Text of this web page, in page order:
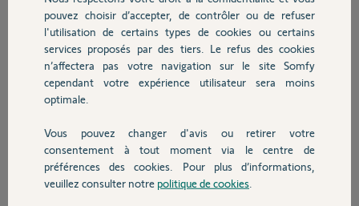
Autres produits
Devis avec un pro
Contact
Stéphane F.
Participer au fil de discussion
pouvez choisir d’accepter, de contrôler ou de refuser
l'utilisation de certains types de cookies ou certains
services proposés par des tiers. Le refus des cookies
n’affectera pas votre navigation sur le site Somfy
cependant votre expérience utilisateur sera moins
optimale.
Vous pouvez changer d'avis ou retirer votre
consentement à tout moment via le centre de
préférences des cookies. Pour plus d’informations,
veuillez consulter notre politique de cookies